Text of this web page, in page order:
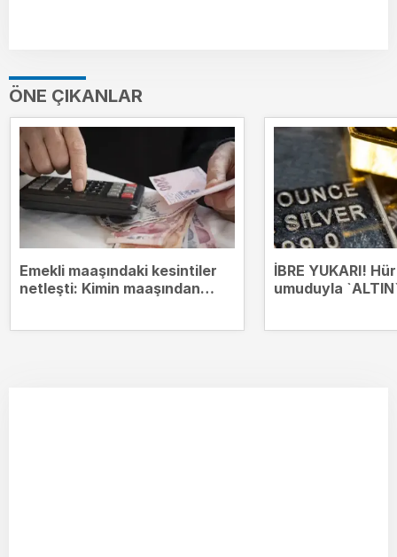
ÖNE ÇIKANLAR
Emekli maaşındaki kesintiler
netleşti: Kimin maaşından
İBRE YUKARI!
umuduyla